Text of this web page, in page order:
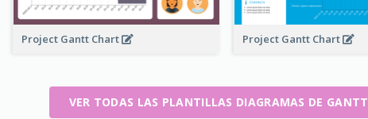
Project Gantt Chart Project Gantt Chart
VER TODAS LAS PLANTILLAS DIAGRAMAS DE GANTT